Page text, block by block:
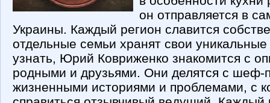
он отправляется в
Украины. Каждый регион славится
отдельные семьи хранят свои
узнать, Юрий Ковриженко знакомится с
родными и друзьями. Они делятся с шеф-
жизненными историями и проблемами, с